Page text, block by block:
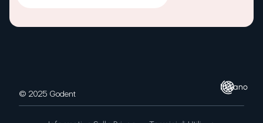
© 2025 Godent
Italiano